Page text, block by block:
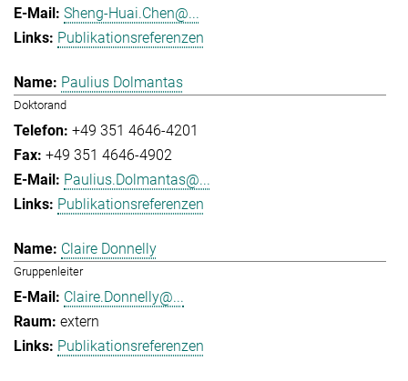
Sheng-Huai.Chen@...
Publikationsreferenzen
Paulius Dolmantas
Doktorand
+49 351 4646-4201
+49 351 4646-4902
Paulius.Dolmantas@...
Publikationsreferenzen
Claire Donnelly
Gruppenleiter
Claire.Donnelly@...
extern
Publikationsreferenzen